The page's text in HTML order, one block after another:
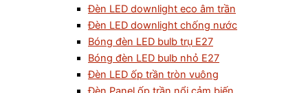
Đèn LED downlight eco âm trần
Đèn LED downlight chống nước
Bóng đèn LED bulb trụ E27
Bóng đèn LED bulb nhỏ E27
Đèn LED ốp trần tròn vuông